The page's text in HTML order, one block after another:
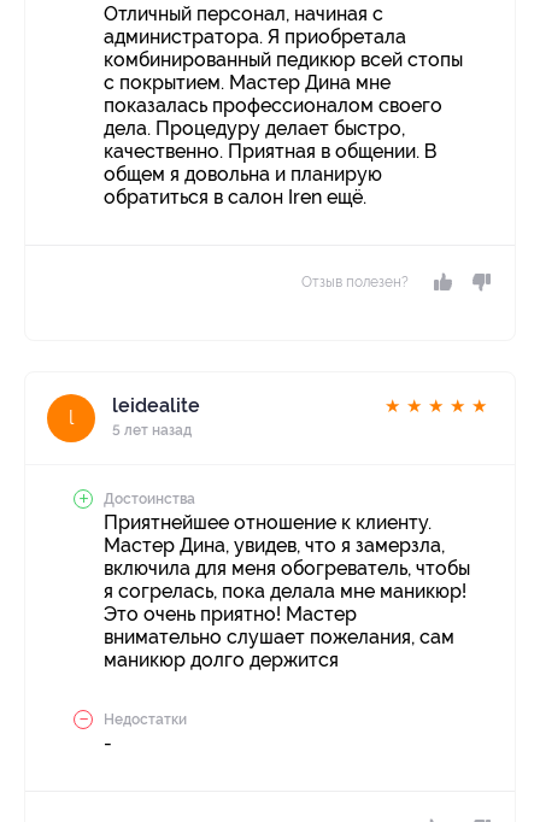
Отличный персонал, начиная с
администратора. Я приобретала
комбинированный педикюр всей стопы
с покрытием. Мастер Дина мне
показалась профессионалом своего
дела. Процедуру делает быстро,
качественно. Приятная в общении. В
общем я довольна и планирую
обратиться в салон Iren ещё.
Отзыв полезен?
l
leidealite
5 лет назад
★ ★ ★ ★ ★
Достоинства
Приятнейшее отношение к клиенту.
Мастер Дина, увидев, что я замерзла,
включила для меня обогреватель, чтобы
я согрелась, пока делала мне маникюр!
Это очень приятно! Мастер
внимательно слушает пожелания, сам
маникюр долго держится
Недостатки
-